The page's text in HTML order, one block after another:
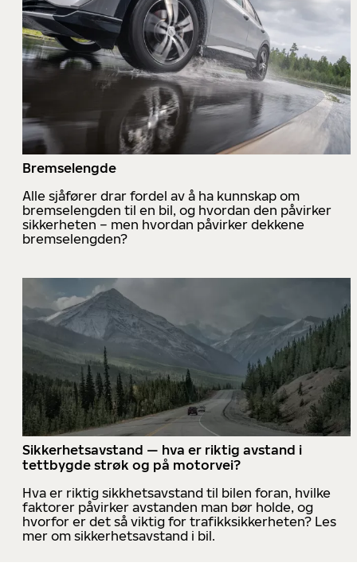
Bremselengde
Alle sjåfører drar fordel av å ha kunnskap om
bremselengden til en bil, og hvordan den påvirker
sikkerheten – men hvordan påvirker dekkene
bremselengden?
Sikkerhetsavstand — hva er riktig avstand i
tettbygde strøk og på motorvei?
Hva er riktig sikkhetsavstand til bilen foran, hvilke
faktorer påvirker avstanden man bør holde, og
hvorfor er det så viktig for trafikksikkerheten? Les
mer om sikkerhetsavstand i bil.